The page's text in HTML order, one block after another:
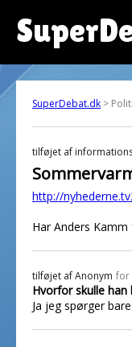
SuperDebat.dk >
tilføjet af
http://
Har Anders
tilføjet afAnonym for
Hvorfor skulle han
Ja jeg spørger